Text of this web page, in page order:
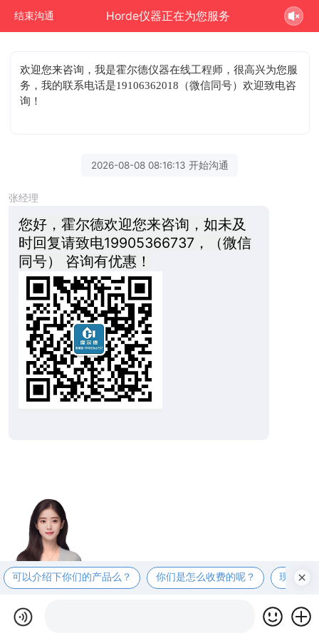
结束沟通 Horde仪器正在为您服务
欢迎您来咨询 ，我是霍尔德仪器在线工程师，很高兴为您服
务，我的联系电话是19106362018（微信同号）欢迎致电咨
询！
2026-08-08 08:16:13 开始沟通
张经理
您好，霍尔德欢迎您来咨询，如未及
时回复请致电19905366737，（微信
同号） 咨询有优惠！
可以介绍下你们的产品么？ 你们是怎么收费的呢？ 现在有